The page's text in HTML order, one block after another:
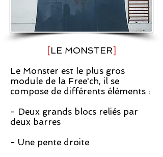
[LE MONSTER]
Le Monster est le plus gros
module de la Free'ch, il se
compose de différents éléments :
- Deux grands blocs reliés par
deux barres
- Une pente droite